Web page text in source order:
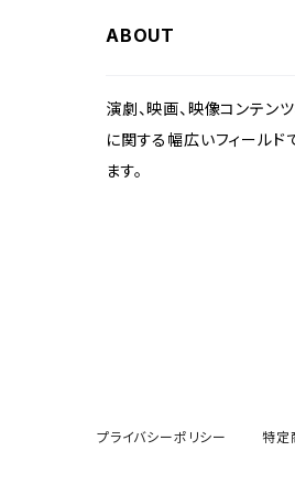
ABOUT
演劇、映画、映像コンテン
に関する幅広いフィールド
ます。
プライバシーポリシー 特定